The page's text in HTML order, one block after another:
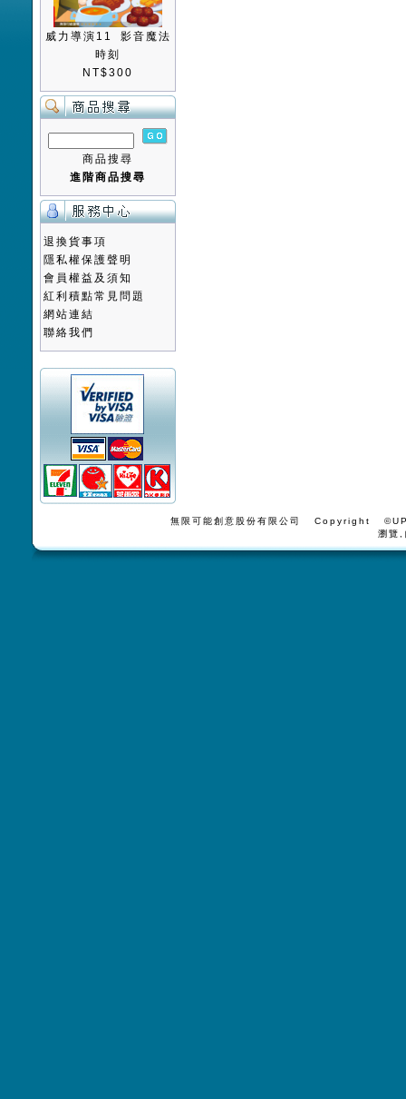
威力導演11 影音魔法
時刻
NT$300
商品搜尋
進階商品搜尋
退換貨事項
隱私權保護聲明
會員權益及須知
紅利積點常見問題
網站連結
聯絡我們
無限可能創意股份有限公司 Copyright
瀏